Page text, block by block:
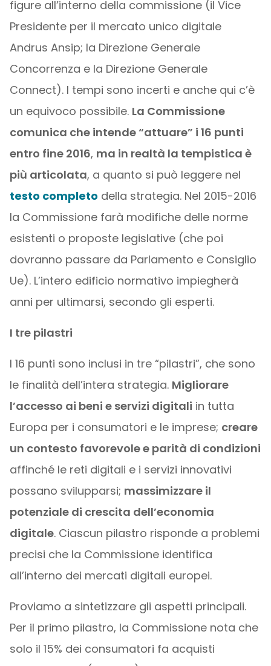
figure all’interno della commissione (il Vice
Presidente per il mercato unico digitale
Andrus Ansip; la Direzione Generale
Concorrenza e la Direzione Generale
Connect). I tempi sono incerti e anche qui c’è
un equivoco possibile. La Commissione
comunica che intende “attuare” i 16 punti
entro fine 2016, ma in realtà la tempistica è
più articolata, a quanto si può leggere nel
testo completo della strategia. Nel 2015-2016
la Commissione farà modifiche delle norme
esistenti o proposte legislative (che poi
dovranno passare da Parlamento e Consiglio
Ue). L’intero edificio normativo impiegherà
anni per ultimarsi, secondo gli esperti.
I tre pilastri
I 16 punti sono inclusi in tre “pilastri”, che sono
le finalità dell’intera strategia. Migliorare
l’accesso ai beni e servizi digitali in tutta
Europa per i consumatori e le imprese; creare
un contesto favorevole e parità di condizioni
affinché le reti digitali e i servizi innovativi
possano svilupparsi; massimizzare il
potenziale di crescita dell’economia
digitale. Ciascun pilastro risponde a problemi
precisi che la Commissione identifica
all’interno dei mercati digitali europei.
Proviamo a sintetizzare gli aspetti principali.
Per il primo pilastro, la Commissione nota che
solo il 15% dei consumatori fa acquisti